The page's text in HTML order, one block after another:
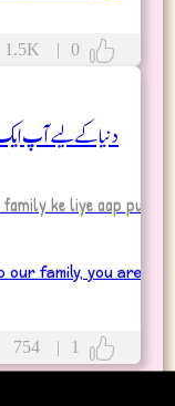
1.5K | 0
دنیا کے لیے آپ ایک
ke liye aap puri
family, you are
754 |
1